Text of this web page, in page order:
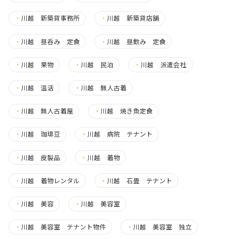
・ 川越 新築貸事務所 ・ 川越 新築貸店舗
・ 川越 昼呑み 定食 ・ 川越 昼飲み 定食
・ 川越 果物 ・ 川越 民泊 ・ 川越 派遣会社
・ 川越 温活 ・ 川越 無人古着
・ 川越 無人古着屋 ・ 川越 焼き魚定食
・ 川越 珈琲豆 ・ 川越 病院 テナント
・ 川越 皮製品 ・ 川越 着物
・ 川越 着物レンタル ・ 川越 石畳 テナント
・ 川越 美容 ・ 川越 美容室
・ 川越 美容室 テナント物件 ・ 川越 美容室 独立